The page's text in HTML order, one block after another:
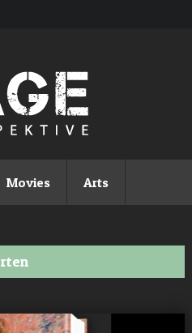
Movies Arts